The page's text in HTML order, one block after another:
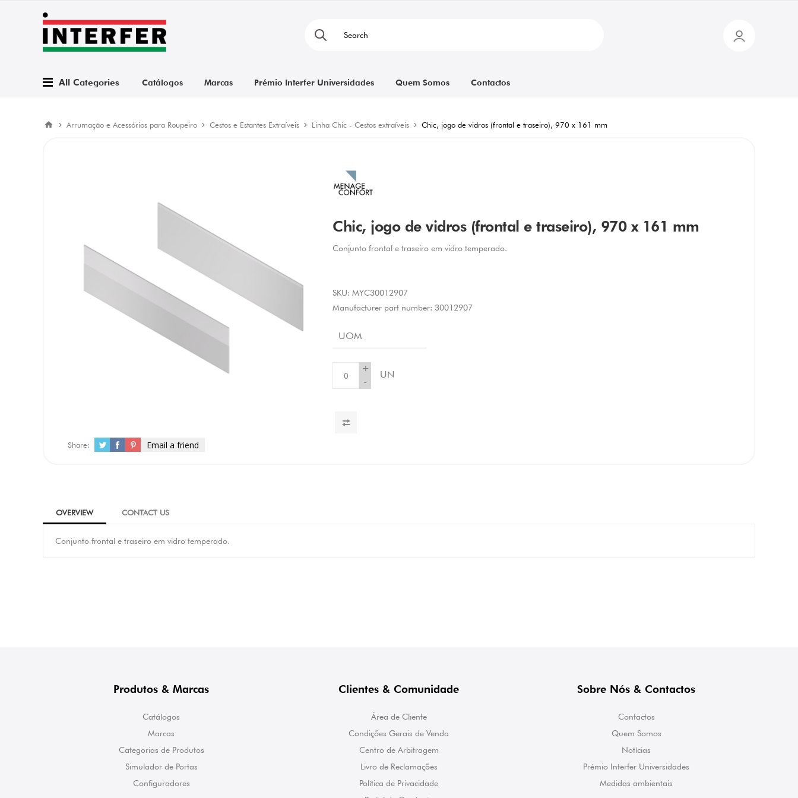
All Categories Catálogos Marcas Prémio Interfer Universidades Quem Somos Contactos
Arrumação e Acessórios para Roupeiro Cestos e Estantes Extraíveis Linha Chic - Cestos extraíveis Chic, jogo de vidros (frontal e traseiro), 970 x 161 mm
Chic, jogo de vidros (frontal e traseiro), 970 x 161 mm
Conjunto frontal e traseiro em vidro temperado.
SKU: MYC30012907
Manufacturer part number: 30012907
UOM
+
-
UN
Share: Email a friend
OVERVIEW CONTACT US
Conjunto frontal e traseiro em vidro temperado.
Produtos & Marcas
Catálogos
Marcas
Categorias de Produtos
Simulador de Portas
Configuradores
Clientes & Comunidade
Área de Cliente
Condições Gerais de Venda
Centro de Arbitragem
Livro de Reclamações
Política de Privacidade
Sobre Nós & Contactos
Contactos
Quem Somos
Notícias
Prémio Interfer Universidades
Medidas ambientais